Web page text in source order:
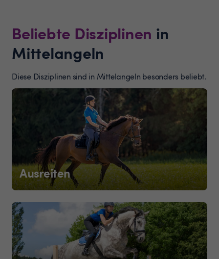
Beliebte Disziplinen in
Mittelangeln
Diese Disziplinen sind in Mittelangeln besonders beliebt.
Ausreiten